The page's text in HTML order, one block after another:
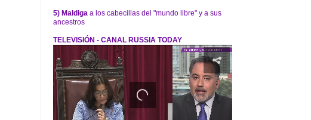
5) Maldiga a los cabecillas del "mundo libre" y a sus
ancestros
TELEVISIÓN - CANAL RUSSIA TODAY